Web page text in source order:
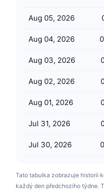
Učte se a
Kalendáře
Kalendář ICO
Aug 05, 2026
Aug 04, 2026
Aug 03, 2026
Aug 02, 2026
Aug 01, 2026
Jul 31, 2026
Jul 30, 2026
Tato tabulka zobrazuje historii
každý den předchozího týdne.